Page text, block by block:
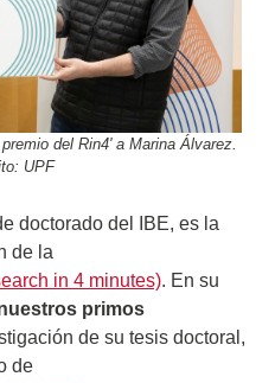
del Rin4' a Marina Álvarez.
UPF
doctorado del IBE, es la
de la
in 4 minutes). En su
primos
de su tesis doctoral,
de